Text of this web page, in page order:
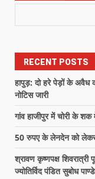
RECENT POSTS
हापुड़: दो हरे पेड़ों के अवैध
नोटिस जारी
गांव हाजीपुर में चोरी के
50 रुपए के लेनदेन को लेकर
श्रावण कृष्णपक्ष शिवरात्री
ज्योतिर्विद पंडित सुबोध